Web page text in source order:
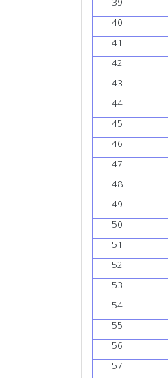
39
40
41
42
43
44
45
46
47
48
49
50
51
52
53
54
55
56
57